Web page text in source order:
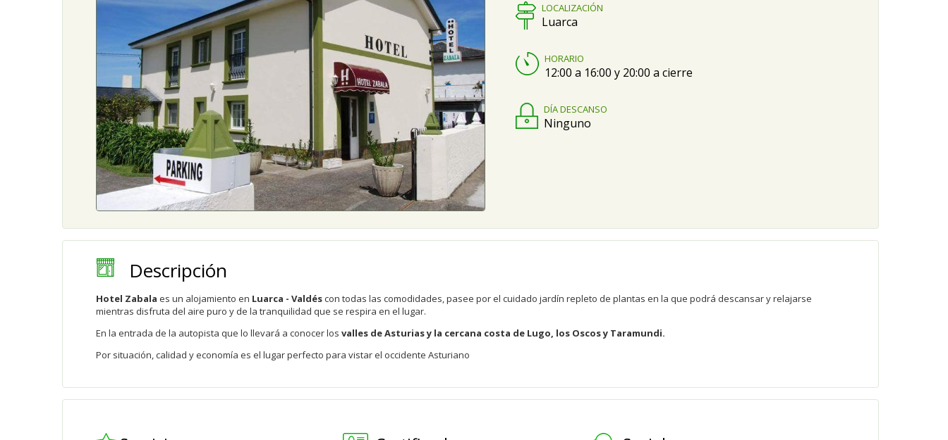
LOCALIZACIÓN
Luarca
HORARIO
12:00 a 16:00 y 20:00 a cierre
DÍA DESCANSO
Ninguno
Descripción
Hotel Zabala es un alojamiento en Luarca - Valdéscon todas las comodidades, pasee por el cuidado jardín repleto de plantas en la que podrá descansar y relajarse
mientras disfruta del aire puro y de la tranquilidad que se respira en el lugar.
En la entrada de la autopista que lo llevará a conocer los valles de Asturias y la cercana costa de Lugo, los Oscos y Taramundi.
Por situación, calidad y economía es el lugar perfecto para vistar el occidente Asturiano